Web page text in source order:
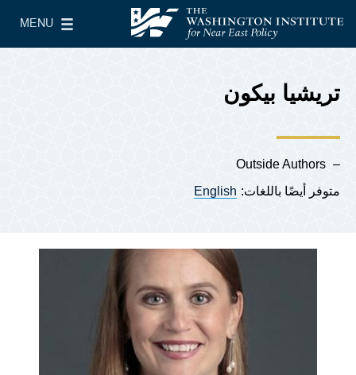
معهد واشنطن لسياسات الشرق الأدنى
MENU
Main Menu
تريشيا بيكون
Outside Authors
متوفر أيضًا باللغات: English